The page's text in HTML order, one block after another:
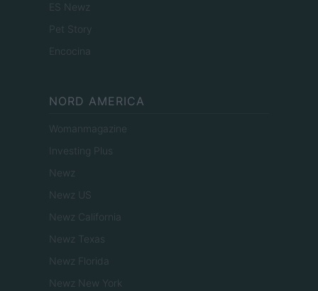
ES Newz
Pet Story
Encocina
NORD AMERICA
Womanmagazine
Investing Plus
Newz
Newz US
Newz California
Newz Texas
Newz Florida
Newz New York